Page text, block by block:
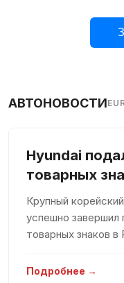
АВТОНОВОСТИ
Hyundai
товарных
Крупный
успешно завершил
товарных знаков
электронной базы
Подробнее →